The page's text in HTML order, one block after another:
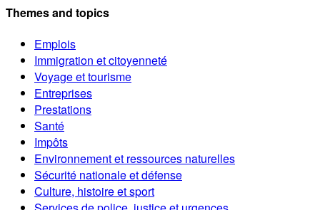
Themes and topics
Emplois
Immigration et citoyenneté
Voyage et tourisme
Entreprises
Prestations
Santé
Impôts
Environnement et ressources naturelles
Sécurité nationale et défense
Culture, histoire et sport